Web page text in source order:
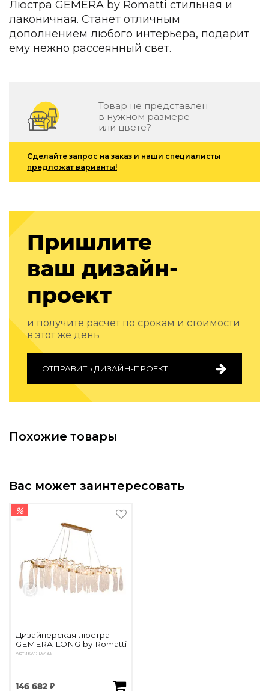
Все коллекции мебели
Подбор, производство и комплектация по вашему
Декор
Предметы интерьера
Зеркала
Вентиляторы
Ковры
Зеленые стены
Дизайнерские кальяны
Подбор, производство и комплектация по вашему
Сантехника и инженерия
Дизайнерские ванны
Подбор, производство и комплектация по вашему
Отделка и ремонт
Стены
Акустические панели
Стеновые декоративные панели
для террас
Террасные и фасадные системы
Биоклиматические перголы
Камень
Изделия из натурального мрамора и камня
Подбор, производство и комплектация по вашему
Реализованные проекты
Люстра GEMERA by Romatti стильная и
лаконичная. Станет отличным
дополнением любого интерьера, подарит
ему нежно рассеянный свет.
Товар не представлен
в нужном размере
или цвете?
Сделайте запрос на заказ и наши специалисты
предложат варианты!
Пришлите
ваш дизайн-
проект
и получите расчет по срокам и стоимости
в этот же день
ОТПРАВИТЬ ДИЗАЙН-ПРОЕКТ
Похожие товары
Вас может заинтересовать
%
Дизайнерская люстра
GEMERA LONG by Romatti
Артикул: L6433
146 682 ₽